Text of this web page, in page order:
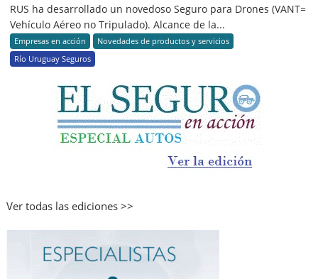
RUS ha desarrollado un novedoso Seguro para Drones (VANT=
Vehículo Aéreo no Tripulado). Alcance de la...
Empresas en acción
Novedades de productos y servicios
Río Uruguay Seguros
Ver todas las ediciones >>